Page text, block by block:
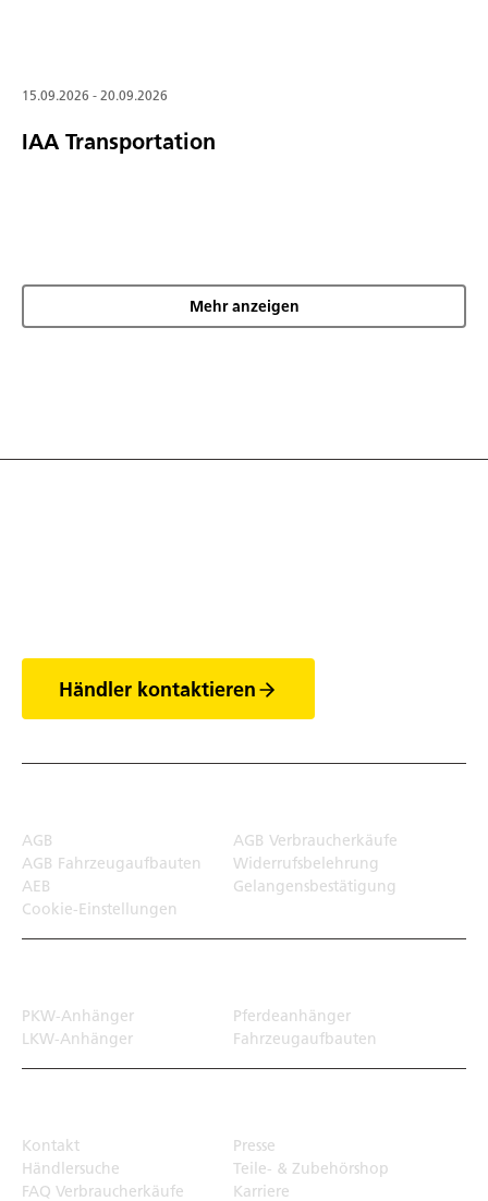
15.09.2026 - 20.09.2026
IAA Transportation
Mehr anzeigen
Händler kontaktieren
AGB
AGB Verbraucherkäufe
AGB Fahrzeugaufbauten
Widerrufsbelehrung
AEB
Gelangensbestätigung
Cookie-Einstellungen
PKW-Anhänger
Pferdeanhänger
LKW-Anhänger
Fahrzeugaufbauten
Kontakt
Presse
Händlersuche
Teile- & Zubehörshop
FAQ Verbraucherkäufe
Karriere